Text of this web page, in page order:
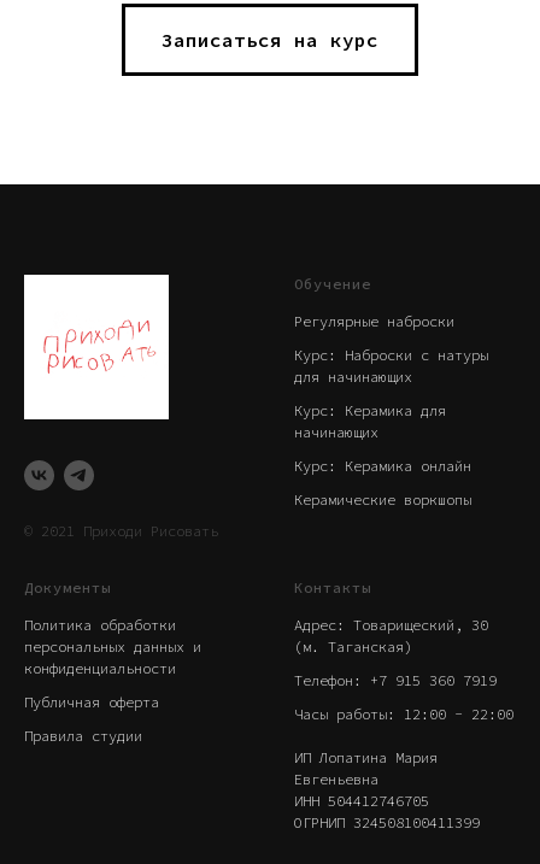
Записаться на курс
© 2021 Приходи Рисовать
Обучение
Регулярные наброски
Курс: Наброски с натуры
для начинающих
Курс: Керамика для
начинающих
Курс: Керамика онлайн
Керамические воркшопы
Документы
Политика обработки
персональных данных и
конфиденциальности
Публичная оферта
Правила студии
Контакты
Адрес: Товарищеский, 30
(м. Таганская)
Телефон:
+7 915 360 7919
Часы работы: 12:00 - 22:00
ИП Лопатина Мария
Евгеньевна
ИНН 504412746705
ОГРНИП 324508100411399